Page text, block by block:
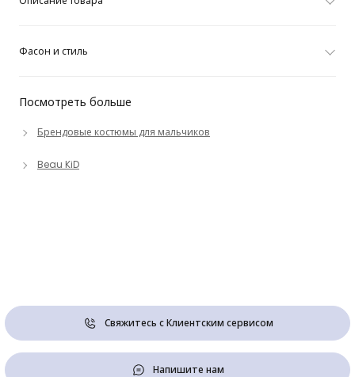
Посмотреть больше
Брендовые костюмы для мальчиков
Beau KiD
Фасон и стиль
Свяжитесь с Клиентским сервисом
Напишите нам